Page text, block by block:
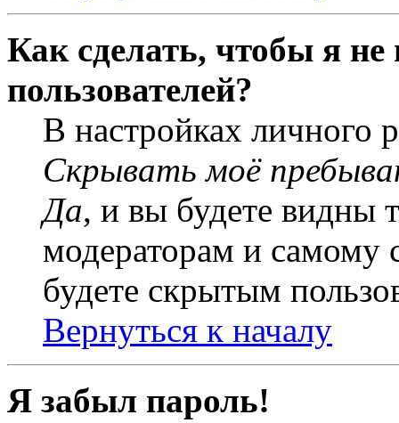
Как сделать, чтобы я
пользователей?
В настройках личного
Скрывать моё
Да, и вы будете видны
модераторам и самому
будете скрытым
Вернуться к началу
Я забыл пароль!